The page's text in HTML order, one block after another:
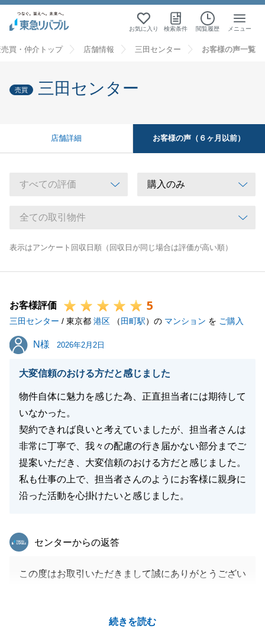
お気に入り 検索条件 閲覧履歴 メニュー
買・仲介トップ 店舗情報 三田センター お客様の声一覧
売買 三田センター
店舗詳細 お客様の声（６ヶ月以前）
表示はアンケート回収日順（回収日が同じ場合は評価が高い順）
お客様評価 5
三田センター / 東京都 港区 （ 田町駅）の マンション を ご購入
N様
N様 2026年2月2日
大変信頼のおける方だと感じました
物件自体に魅力を感じた為、正直担当者には期待して
いなかった。
契約できれば良いと考えていましたが、担当者さんは
非常に丁寧で、我々の配慮の行き届かない部分までご
提案いただき、大変信頼のおける方だと感じました。
私も仕事の上で、担当者さんのようにお客様に親身に
沿った活動を心掛けたいと感じました。
続きを読む
東急リバブル
センターからの返答
この度はお取引いただきまして誠にありがとうござい
営業冥利に尽きる思いです。